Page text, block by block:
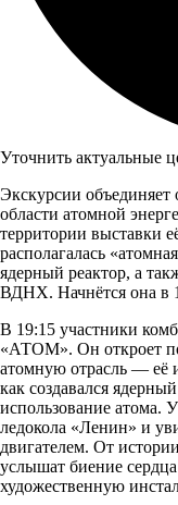
Уточнить актуальные
Экскурсии
области атомной
территории выставки
располагалась
ядерный реактор, а
ВДНХ. Начнётся она в
В 19:15 участники
«АТОМ». Он откроет
атомную отрасль — её
как создавался
использование атома.
ледокола «Ленин» и
двигателем. От
услышат биение
художественную